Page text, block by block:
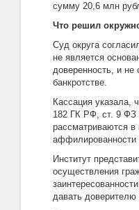
сумму 20,6 млн
Что решил
Суд округа
не является
доверенность, и не
банкротстве.
Кассация указала,
182 ГК РФ, ст. 9 ФЗ
рассматриваются в
аффилированности
Институт
осуществления
давать доверителю